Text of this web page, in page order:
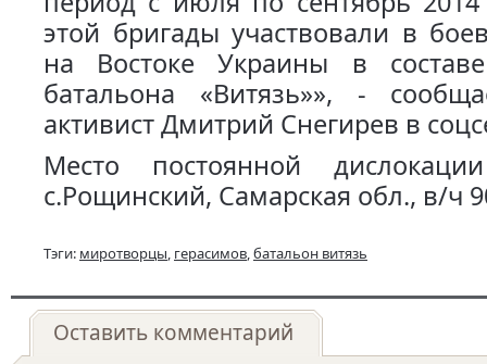
этой бригады участвовали в
на Востоке Украины в
батальона «Витязь»», -
активист Дмитрий Снегирев в
Место постоянной
с.Рощинский, Самарская обл., в/ч
Тэги: миротворцы, герасимов,батальон витязь
Оставить комментарий